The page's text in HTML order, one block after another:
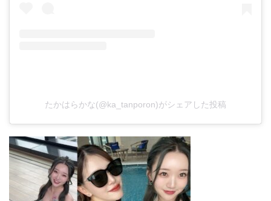
たかはらかな(@ka_tanporon)がシェアした投稿